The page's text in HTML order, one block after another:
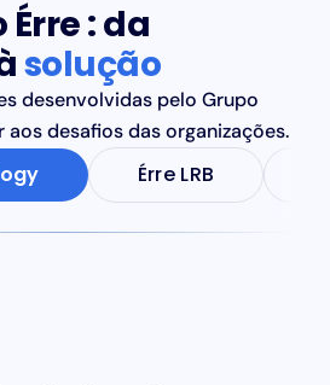
: da
solução
desenvolvidas pelo Grupo
aos desafios das organizações.
Érre LRB